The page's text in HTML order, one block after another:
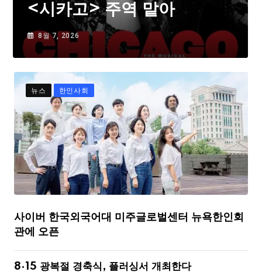
<시카고> 주역 맡아
8월 7, 2026
뉴스 한인사회
사이버 한국외국어대 미주글로벌센터 뉴욕한인회
관에 오픈
8·15 광복절 경축식, 플러싱서 개최한다